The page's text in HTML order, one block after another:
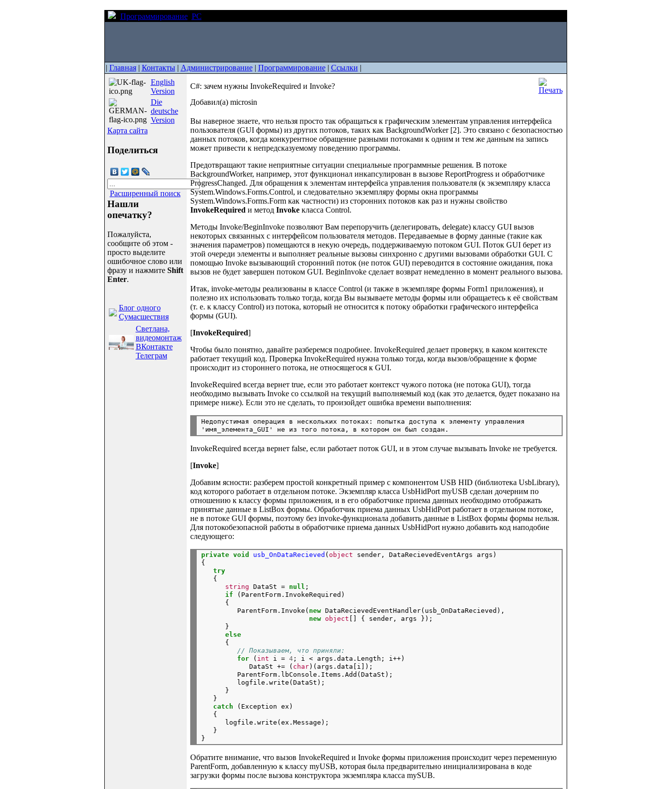
Программирование PC
| Главная| Контакты| Администрирование| Программирование| Ссылки |
English
Version
Die
deutsche
Version
Карта сайта
Поделиться
Расширенный поиск
Нашли
опечатку?
Пожалуйста,
сообщите об этом -
просто выделите
ошибочное слово или
фразу и нажмите Shift
Enter.
Блог одного
Сумасшествия
Светлана,
видеомонтаж
ВКонтакте
Телеграм
C#: зачем нужны InvokeRequired и Invoke?
Добавил(а) microsin
Вы наверное знаете, что нельзя просто так обращаться к графическим элементам управления интерфейса
пользователя (GUI формы) из других потоков, таких как BackgroundWorker [2]. Это связано с безопасностью
данных потоков, когда конкурентное обращение разными потоками к одним и тем же данным на запись
может привести к непредсказуемому поведению программы.
Предотвращают такие неприятные ситуации специальные программные решения. В потоке
BackgroundWorker, например, этот функционал инкапсулирован в вызове ReportProgress и обработчике
ProgressChanged. Для обращения к элементам интерфейса управления пользователя (к экземпляру класса
System.Windows.Forms.Control, и следовательно экземпляру формы окна программы
System.Windows.Forms.Form как частности) из сторонних потоков как раз и нужны свойство
InvokeRequired и метод Invokeкласса Control.
Методы Invoke/BeginInvoke позволяют Вам перепоручить (делегировать, delegate) классу GUI вызов
некоторых связанных с интерфейсом пользователя методов. Передаваемые в форму данные (такие как
значения параметров) помещаются в некую очередь, поддерживаемую потоком GUI. Поток GUI берет из
этой очереди элементы и выполняет реальные вызовы синхронно с другими вызовами обработки GUI. С
помощью Invoke вызывающий сторонний поток (не поток GUI) переводится в состояние ожидания, пока
вызов не будет завершен потоком GUI. BeginInvoke сделает возврат немедленно в момент реального вызова.
Итак, invoke-методы реализованы в классе Control (и также в экземпляре формы Form1 приложения), и
полезно их использовать только тогда, когда Вы вызываете методы формы или обращаетесь к её свойствам
(т. е. к классу Control) из потока, который не относится к потоку обработки графического интерфейса
формы (GUI).
[InvokeRequired]
Чтобы было понятно, давайте разберемся подробнее. InvokeRequired делает проверку, в каком контексте
работает текущий код. Проверка InvokeRequired нужна только тогда, когда вызов/обращение к форме
происходит из стороннего потока, не относящегося к GUI.
InvokeRequired всегда вернет true, если это работает контекст чужого потока (не потока GUI), тогда
необходимо вызывать Invoke со ссылкой на текущий выполняемый код (как это делается, будет показано на
примере ниже). Если это не сделать, то произойдет ошибка времени выполнения:
Недопустимая операция в нескольких потоках: попытка доступа к элементу управления
InvokeRequired всегда вернет false, если работает поток GUI, и в этом случае вызывать Invoke не требуется.
[Invoke]
Добавим ясности: разберем простой конкретный пример с компонентом USB HID (библиотека UsbLibrary),
код которого работает в отдельном потоке. Экземпляр класса UsbHidPort myUSB сделан дочерним по
отношению к классу формы приложения, и в его обработчике приема данных необходимо отображать
принятые данные в ListBox формы. Обработчик приема данных UsbHidPort работает в отдельном потоке,
не в потоке GUI формы, поэтому без invoke-функционала добавить данные в ListBox формы формы нельзя.
Для потокобезопасной работы в обработчике приема данных UsbHidPort нужно добавить код наподобие
следующего:
private void usb_OnDataRecieved ( object sender, DataRecievedEventArgs args)
{
try
   {
string DataSt = null ;
if (ParentForm.InvokeRequired)
      {
         ParentForm.Invoke(
new DataRecievedEventHandler(usb_OnDataRecieved),
new object [] { sender, args });
      }
else
      {
// Показываем, что приняли:
for ( int i = 4; i < args.data.Length; i++)
            DataSt += (
char)(args.data[i]);
         ParentForm.lbConsole.Items.Add(DataSt);
         logfile.write(DataSt);
      }
   }
catch (Exception ex)
   {
      logfile.write(ex.Message);
   }
Обратите внимание, что вызов InvokeRequired и Invoke формы приложения происходит через переменную
ParentForm, добавленную к классу myUSB, которая была предварительно инициализирована в коде
загрузки формы после вызова конструктора экземпляра класса mySUB.